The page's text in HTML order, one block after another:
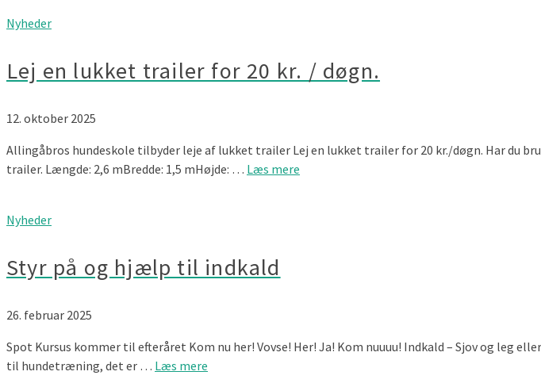
Nyheder
Lej en lukket trailer for 20 kr. / døgn.
12. oktober 2025
Allingåbros hundeskole tilbyder leje af lukket trailer Lej en lukket trailer for 20 kr./døgn. Har du
trailer. Længde: 2,6 mBredde: 1,5 mHøjde: … Læs mere
Nyheder
Styr på og hjælp til indkald
26. februar 2025
Spot Kursus kommer til efteråret Kom nu her! Vovse! Her! Ja! Kom nuuuu! Indkald – Sjov og leg
til hundetræning, det er … Læs mere